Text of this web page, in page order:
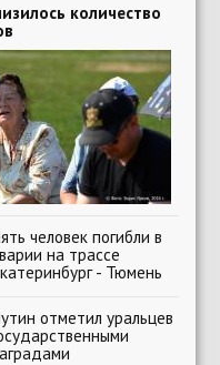
количество
человек погибли в
на трассе
- Тюмень
отметил уральцев